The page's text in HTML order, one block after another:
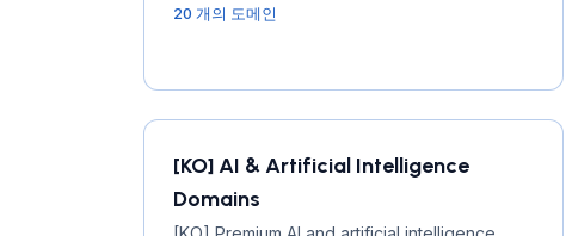
20 개의 도메인
[KO] AI & Artificial Intelligence
Domains